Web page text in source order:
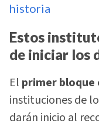
historia
Estos
de iniciar los
El primer bloque
instituciones de
darán inicio al